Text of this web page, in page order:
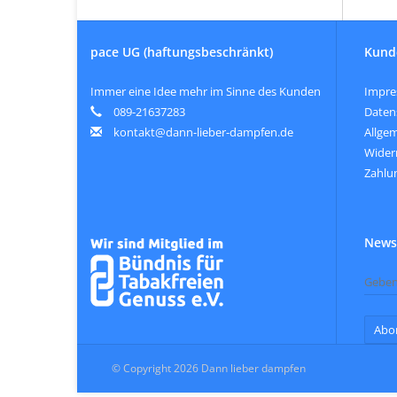
pace UG (haftungsbeschränkt)
Immer eine Idee mehr im Sinne des Kunden
089-21637283
kontakt@dann-lieber-dampfen.de
© Copyright 2026 Dann lieber dampfen